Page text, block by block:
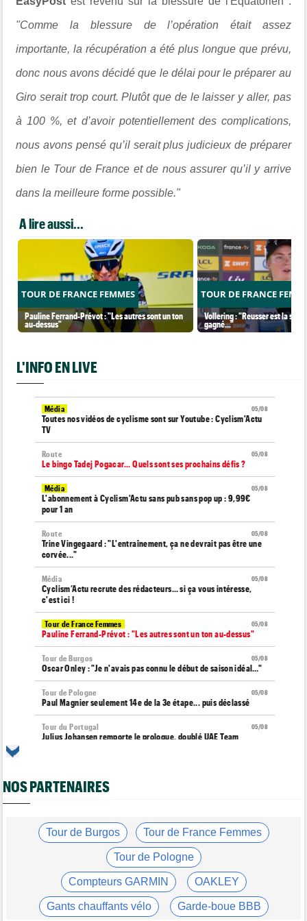
"Comme la blessure de l’opération était assez
importante, la récupération a été plus longue que prévu,
donc nous avons décidé que le délai pour le préparer au
Giro serait trop court. Plutôt que de le laisser y aller, pas
à 100 %, et d’avoir potentiellement des complications,
nous avons pensé qu’il serait plus judicieux de préparer
bien le Tour de France et de nous assurer qu’il y arrive
dans la meilleure forme possible."
A lire aussi...
TOUR DE FRANCE FEMMES
Pauline Ferrand-Prévot : "Les autres sont un ton
au-dessus"
TOUR DE FRANCE
Vollering : "Reusser est la
gagné..."
L'INFO EN LIVE
05/08
Média
Toutes nos vidéos de cyclisme sont sur Youtube : Cyclism'Actu
TV
05/08
Route
Le bingo Tadej Pogacar... Quels sont ses prochains défis ?
05/08
Média
L'abonnement à Cyclism'Actu sans pub sans pop up : 9,99€
pour 1 an
05/08
Route
Trine Vingegaard : "L'entraînement, ça ne devrait pas être une
corvée..."
05/08
Média
Cyclism’Actu recrute des rédacteurs… si ça vous intéresse,
c'est ici !
05/08
Tour de France Femmes
Pauline Ferrand-Prévot : "Les autres sont un ton au-dessus"
05/08
Tour de Burgos
Oscar Onley : "Je n'avais pas connu le début de saison idéal…"
05/08
Tour de Pologne
Paul Magnier seulement 14e de la 3e étape... puis déclassé
05/08
Tour du Portugal
Julius Johansen remporte le prologue, doublé UAE Team
Marlen Reusser : "C'était différent du Mont Ventoux..."
WorldTour
Tour de France Femmes
Vollering : "Reusser est la seule qui n'a jamais gagné..."
Tour de France
Geraint Thomas : "On est passé à côté du Tour..."
NOS PARTENAIRES
Tour de Burgos Tour de France Femmes
Tour de Pologne
Compteurs GARMIN OAKLEY
Gants chauffants vélo Garde-boue BBB